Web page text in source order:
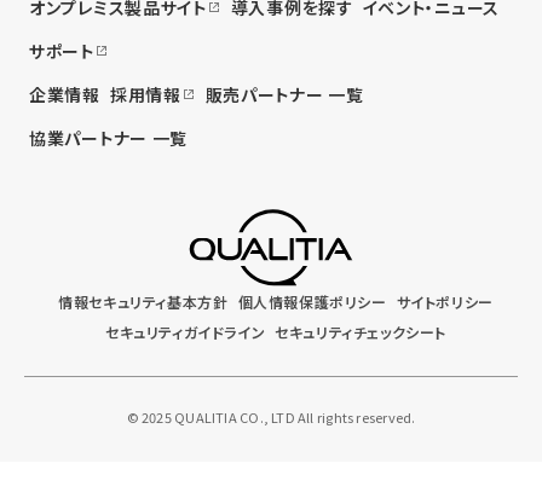
オンプレミス製品サイト 導入事例を探す イベント・ニュース
サポート
企業情報 採用情報
販売パートナー 一覧
協業パートナー 一覧
情報セキュリティ基本方針 個人情報保護ポリシー サイトポリシー
セキュリティガイドライン セキュリティチェックシート
© 2025 QUALITIA CO., LTD All rights reserved.